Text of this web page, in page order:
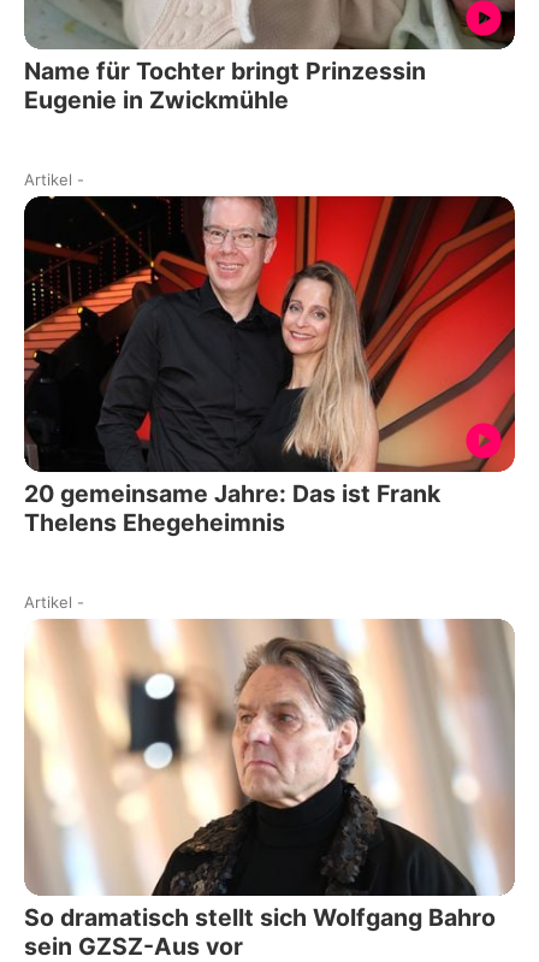
Name für Tochter bringt Prinzessin
Eugenie in Zwickmühle
Artikel -
20 gemeinsame Jahre: Das ist Frank
Thelens Ehegeheimnis
Artikel -
So dramatisch stellt sich Wolfgang Bahro
sein GZSZ-Aus vor